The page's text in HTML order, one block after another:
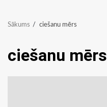
Sākums ciešanu mērs
ciešanu mērs